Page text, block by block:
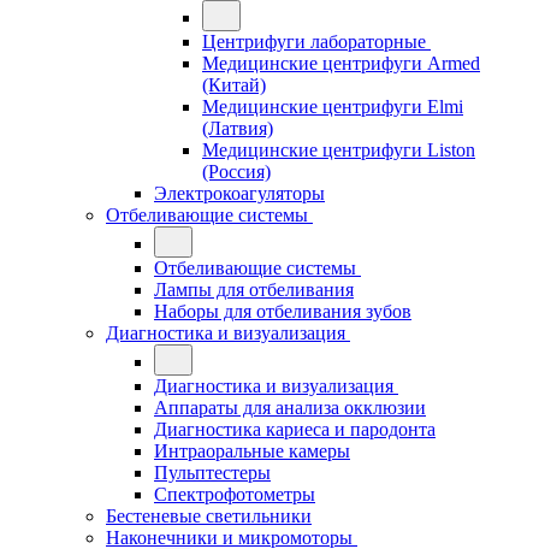
Центрифуги лабораторные
Медицинские центрифуги Armed
(Китай)
Медицинские центрифуги Elmi
(Латвия)
Медицинские центрифуги Liston
(Россия)
Электрокоагуляторы
Отбеливающие системы
Отбеливающие системы
Лампы для отбеливания
Наборы для отбеливания зубов
Диагностика и визуализация
Диагностика и визуализация
Аппараты для анализа окклюзии
Диагностика кариеса и пародонта
Интраоральные камеры
Пульптестеры
Спектрофотометры
Бестеневые светильники
Наконечники и микромоторы